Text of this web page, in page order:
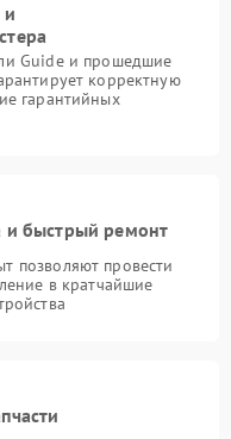
и
Guide и прошедшие
корректную
гарантийных
и быстрый ремонт
позволяют провести
в кратчайшие